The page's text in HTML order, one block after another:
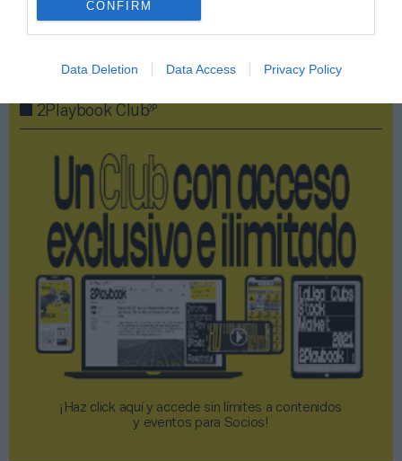
CONFIRM
Data Deletion Data Access Privacy Policy
2Playbook Club2P
¡Haz click aquí y accede sin límites a contenidos
y eventos para Socios!​​​​​​​